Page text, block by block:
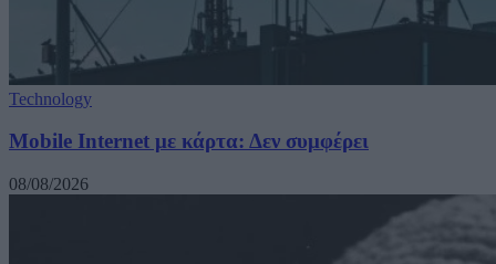
Technology
Mobile Internet με κάρτα: Δεν συμφέρει
08/08/2026